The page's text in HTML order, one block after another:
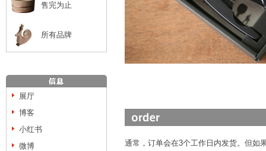
售完为止
所有品牌
展厅
博客
小红书
微博
通常，订单会在3个工作日内发货。但如